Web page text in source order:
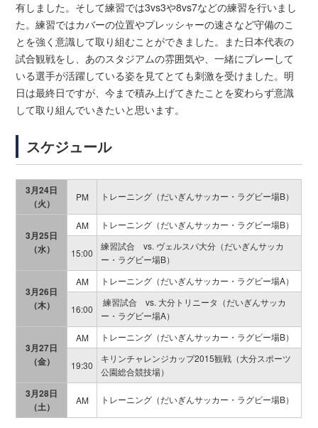
有しました。そして練習では3vs3や8vs7などの練習を行いまし
た。練習ではカバーの位置やプレッシャーの速さなど守備のこ
とを強く意識して取り組むことができました。また日本代表の
試合観戦をし、あのスタジアムの雰囲気や、一緒にプレーして
いる選手が活躍している姿を見てとても刺激を受けました。明
日は最終日ですが、今まで積み上げてきたことを変わらず意識
して取り組んでいきたいと思います。
スケジュール
3月24日
（火）
PM トレーニング（だいぎんサッカー・ラグビー場B）
3月25日
（水）
AM トレーニング（だいぎんサッカー・ラグビー場B）
15:00
練習試合 vs. ヴェルスパ大分（だいぎんサッカ
ー・ラグビー場B）
3月26日
（木）
AM トレーニング（だいぎんサッカー・ラグビー場A）
16:00
練習試合 vs. 大分トリニータ（だいぎんサッカ
ー・ラグビー場A）
3月27日
（金）
AM トレーニング（だいぎんサッカー・ラグビー場B）
19:30
キリンチャレンジカップ2015観戦（大分スポーツ
公園総合競技場）
3月28日
（土）
AM トレーニング（だいぎんサッカー・ラグビー場B）